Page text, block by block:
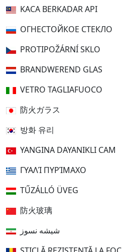
KACA BERKADAR API
ОГНЕСТОЙКОЕ СТЕКЛО
PROTIPOŽÁRNÍ SKLO
BRANDWEREND GLAS
VETRO TAGLIAFUOCO
防火ガラス
방화 유리
YANGINA DAYANIKLI CAM
ΓΥΑΛΊ ΠΥΡΊΜΑΧΟ
TŰZÁLLÓ ÜVEG
防火玻璃
شیشه نسوز